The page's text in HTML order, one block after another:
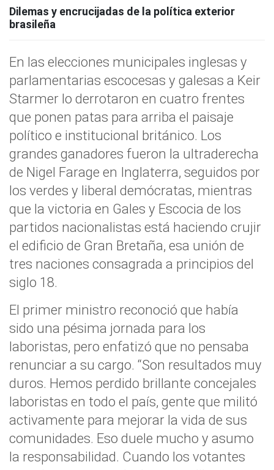
Dilemas y encrucijadas de la política exterior
brasileña
En las elecciones municipales inglesas y
parlamentarias escocesas y galesas a Keir
Starmer lo derrotaron en cuatro frentes
que ponen patas para arriba el paisaje
político e institucional británico. Los
grandes ganadores fueron la ultraderecha
de Nigel Farage en Inglaterra, seguidos por
los verdes y liberal demócratas, mientras
que la victoria en Gales y Escocia de los
partidos nacionalistas está haciendo crujir
el edificio de Gran Bretaña, esa unión de
tres naciones consagrada a principios del
siglo 18.
El primer ministro reconoció que había
sido una pésima jornada para los
laboristas, pero enfatizó que no pensaba
renunciar a su cargo. “Son resultados muy
duros. Hemos perdido brillante concejales
laboristas en todo el país, gente que militó
activamente para mejorar la vida de sus
comunidades. Eso duele mucho y asumo
la responsabilidad. Cuando los votantes